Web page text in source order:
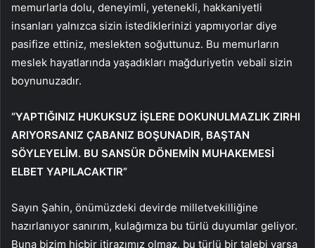
memurlarla dolu, deneyimli, yetenekli, hakkaniyetli
insanları yalnızca sizin istediklerinizi yapmıyorlar diye
pasifize ettiniz, meslekten soğuttunuz. Bu memurların
meslek hayatlarında yaşadıkları mağduriyetin vebali sizin
boynunuzadır.
“YAPTIĞINIZ HUKUKSUZ İŞLERE DOKUNULMAZLIK ZIRHI
ARIYORSANIZ ÇABANIZ BOŞUNADIR, BAŞTAN
SÖYLEYELİM. BU SANSÜR DÖNEMİN MUHAKEMESİ
ELBET YAPILACAKTIR”
Sayın Şahin, önümüzdeki devirde milletvekilliğine
hazırlanıyor sanırım, kulağımıza bu türlü duyumlar geliyor.
Buna bizim hiçbir itirazımız olmaz, bu türlü bir talebi varsa